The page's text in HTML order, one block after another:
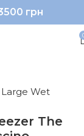
грн
The